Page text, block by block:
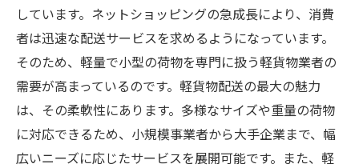
しています。ネットショッピングの急成長により、消費
者は迅速な配送サービスを求めるようになっています。
そのため、軽量で小型の荷物を専門に扱う軽貨物業者の
需要が高まっているのです。軽貨物配送の最大の魅力
は、その柔軟性にあります。多様なサイズや重量の荷物
に対応できるため、小規模事業者から大手企業まで、幅
広いニーズに応じたサービスを展開可能です。また、軽